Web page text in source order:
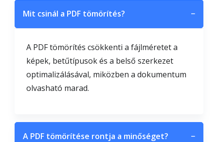
Mit csinál a PDF tömörítés? −
A PDF tömörítés csökkenti a fájlméretet a
képek, betűtípusok és a belső szerkezet
optimalizálásával, miközben a dokumentum
olvasható marad.
A PDF tömörítése rontja a minőséget? −